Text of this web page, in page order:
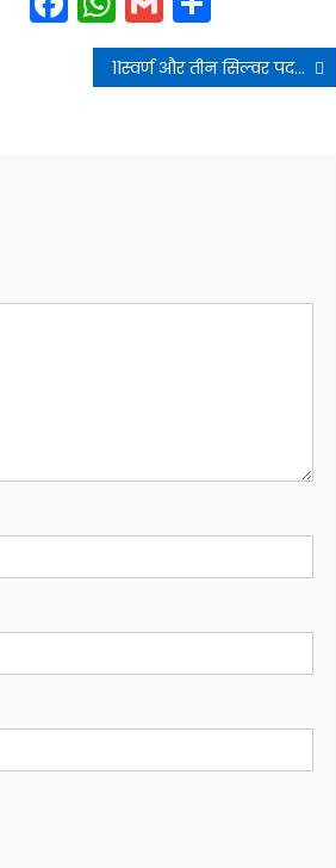
11स्वर्ण और तीन सिल्वर पदक के साथ भारतीय खिलाड़ियों ने बढ़ाया देश का गौरव